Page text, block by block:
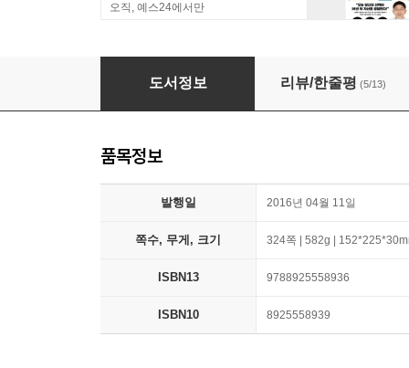
오직, 예스24에서만
조환익의 전력투구
도서정보 리뷰/한줄평 (5/13)
품목정보
발행일 2016년 04월 11일
쪽수, 무게, 크기 324쪽 | 582g |
ISBN13 9788925558936
ISBN10 8925558939